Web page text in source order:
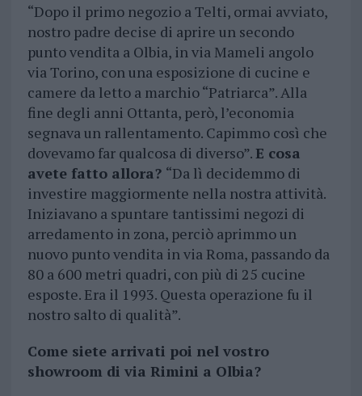
“Dopo il primo negozio a Telti, ormai avviato,
nostro padre decise di aprire un secondo
punto vendita a Olbia, in via Mameli angolo
via Torino, con una esposizione di cucine e
camere da letto a marchio “Patriarca”. Alla
fine degli anni Ottanta, però, l’economia
segnava un rallentamento. Capimmo così che
dovevamo far qualcosa di diverso”.E cosa
avete fatto allora? “Da lì decidemmo di
investire maggiormente nella nostra attività.
Iniziavano a spuntare tantissimi negozi di
arredamento in zona, perciò aprimmo un
nuovo punto vendita in via Roma, passando da
80 a 600 metri quadri, con più di 25 cucine
esposte. Era il 1993. Questa operazione fu il
nostro salto di qualità”.
Come siete arrivati poi nel vostro
showroom di via Rimini a Olbia?